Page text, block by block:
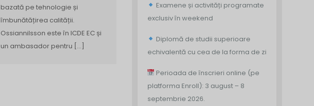
bazată pe tehnologie și
îmbunătățirea calității.
Ossiannilsson este în ICDE EC și
un ambasador pentru […]
Examene și activități programate
exclusiv în weekend
Diplomă de studii superioare
echivalentă cu cea de la forma de zi
Perioada de înscrieri online (pe
platforma Enroll): 3 august – 8
septembrie 2026.